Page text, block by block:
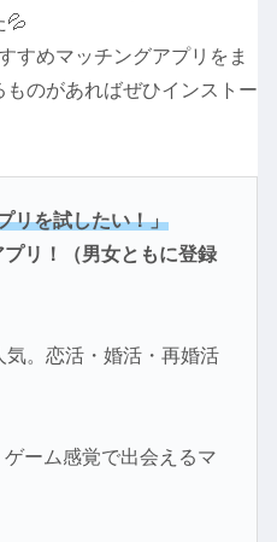
💦
すめマッチングアプリをま
のがあればぜひインストー
リを試したい！」
リ！（男女ともに登録
。恋活・婚活・再婚活
ーム感覚で出会えるマ